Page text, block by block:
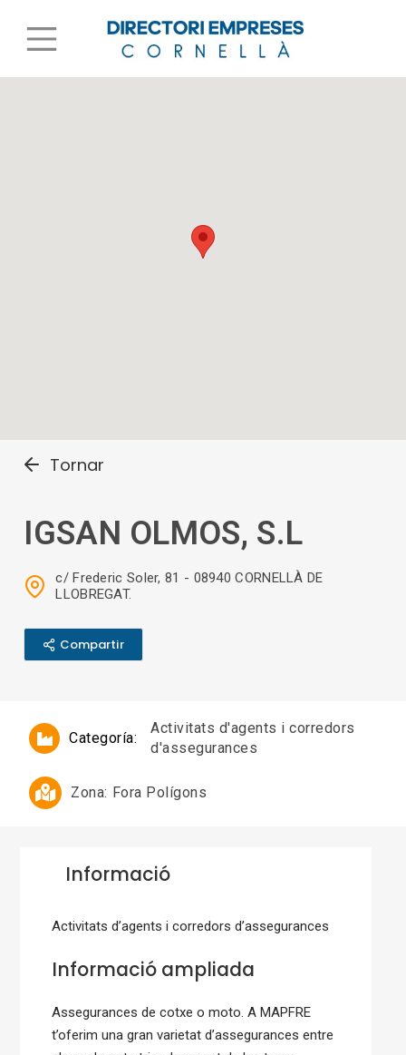
Tornar
IGSAN OLMOS, S.L
c/ Frederic Soler, 81 - 08940 CORNELLÀ DE
LLOBREGAT.
Compartir
Categoría:
Activitats d'agents i corredors
d'assegurances
Zona: Fora Polígons
Informació
Activitats d’agents i corredors d’assegurances
Informació ampliada
Assegurances de cotxe o moto. A MAPFRE
t’oferim una gran varietat d’assegurances entre